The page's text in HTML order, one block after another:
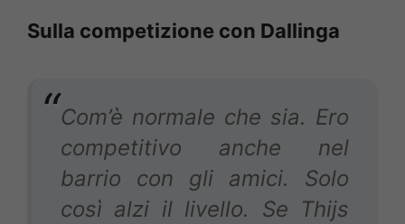
Sulla competizione con Dallinga
Com’è normale che sia. Ero
competitivo anche nel
barrio con gli amici. Solo
così alzi il livello. Se Thijs